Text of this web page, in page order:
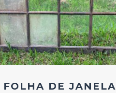
Add
ao
Favoritos
FOLHA DE JANELA